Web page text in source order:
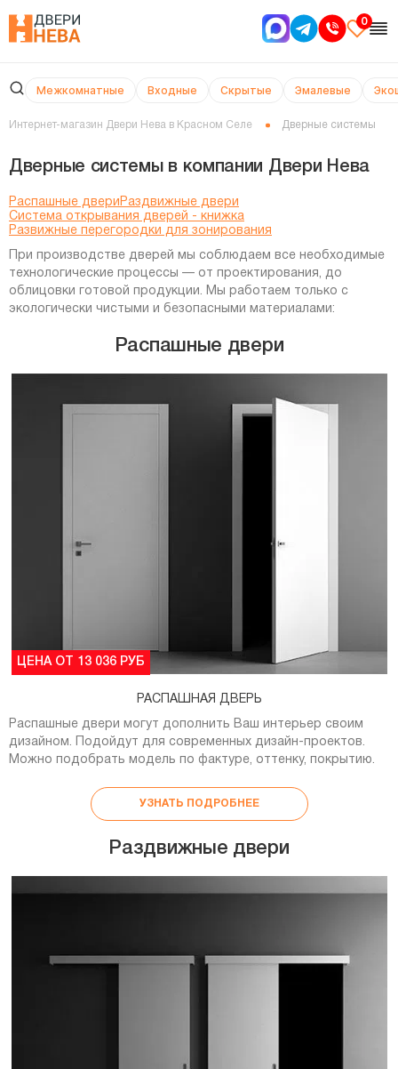
0
Межкомнатные Входные Скрытые Эмалевые
Интернет-магазин Двери Нева в Красном Селе Дверные системы
Дверные системы в компании Двери Нева
Распашные двери Раздвижные двери
Система открывания дверей - книжка
Развижные перегородки для зонирования
При производстве дверей мы соблюдаем все необходимые
технологические процессы — от проектирования, до
облицовки готовой продукции. Мы работаем только с
экологически чистыми и безопасными материалами:
Распашные двери
ЦЕНА ОТ 13 036 РУБ
РАСПАШНАЯ ДВЕРЬ
Распашные двери могут дополнить Ваш интерьер своим
дизайном. Подойдут для современных дизайн-проектов.
Можно подобрать модель по фактуре, оттенку, покрытию.
УЗНАТЬ ПОДРОБНЕЕ
Раздвижные двери